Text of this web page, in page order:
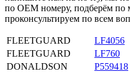
по OEM номеру, подберём по
проконсультируем по всем
FLEETGUARD
LF4056
FLEETGUARD
LF760
DONALDSON
P559418